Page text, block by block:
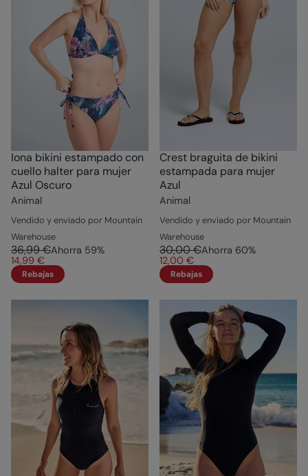
Iona bikini estampado con
cuello halter para mujer
Azul Oscuro
Animal
Vendido y enviado por Mountain
Warehouse
36,99 €Ahorra 59%
14,99 €
Rebajas
Crest braguita de bikini
estampada para mujer
Azul
Animal
Vendido y enviado por Mountain
Warehouse
30,00 €Ahorra 60%
12,00 €
Rebajas